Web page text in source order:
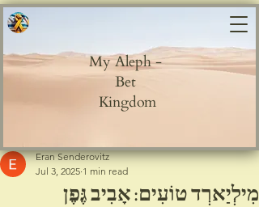
My Aleph -
Bet
Kingdom
מִילְיַארְד טוֹעִים: אָבִיב גֶּפֶן
Eran Senderovitz
Jul 3, 2025 1 min read